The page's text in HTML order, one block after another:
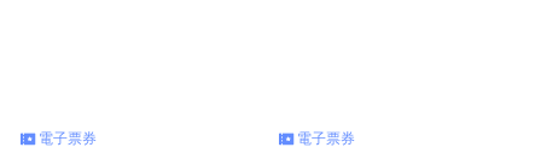
電子票券 電子票券